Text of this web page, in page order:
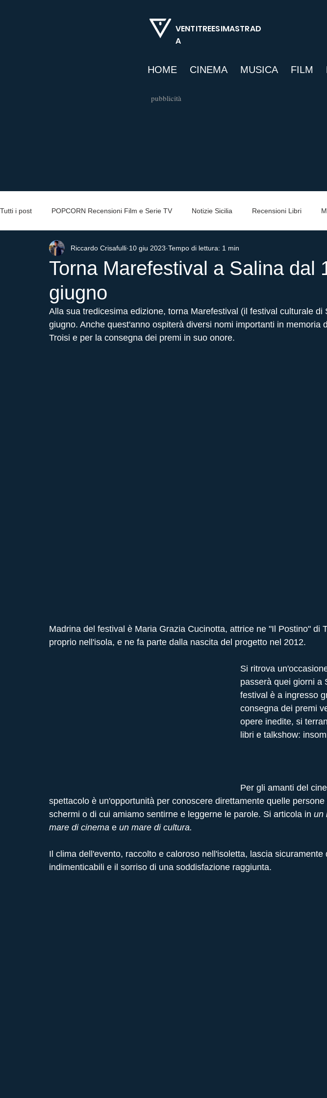
VENTITREESIMASTRAD
A
HOME CINEMA MUSICA FILM
pubblicità
Tutti i post POPCORN Recensioni Film e Serie TV Notizie Sicilia Recensioni Libri
Torna Marefestival a Salina dal
giugno
Riccardo Crisafulli 10 giu 2023 Tempo di lettura: 1 min
Alla sua tredicesima edizione, torna Marefestival (il festival culturale di
giugno. Anche quest'anno ospiterà diversi nomi importanti in memoria
Troisi e per la consegna dei premi in suo onore.
Madrina del festival è Maria Grazia Cucinotta, attrice ne "Il Postino" di
proprio nell'isola, e ne fa parte dalla nascita del progetto nel 2012.
Si ritrova
passerà quei giorni a
festival è a ingresso
consegna dei premi
opere inedite, si
libri e talkshow:
Per gli amanti del
spettacolo è un'opportunità per conoscere direttamente quelle
schermi o di cui amiamo sentirne e leggerne le parole. Si articola in un
mare di cinema e un mare di cultura.
Il clima dell'evento, raccolto e caloroso nell'isoletta, lascia sicuramente
indimenticabili e il sorriso di una soddisfazione raggiunta.